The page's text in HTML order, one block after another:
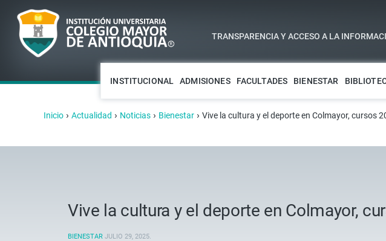
TRANSPARENCIA Y ACCESO A LA
INSTITUCIONAL ADMISIONES FACULTADES BIENESTAR
Inicio › Actualidad › Noticias › Bienestar › Vive la cultura y el deporte en Colmayor, cursos
Vive la cultura y el deporte en Colmayor,
BIENESTAR JULIO 29, 2025.